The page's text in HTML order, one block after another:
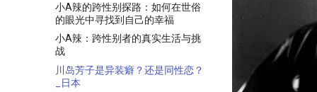
小A辣的跨性别探路：如何在世俗
的眼光中寻找到自己的幸福
小A辣：跨性别者的真实生活与挑
战
川岛芳子是异装癖？还是同性恋？
_日本